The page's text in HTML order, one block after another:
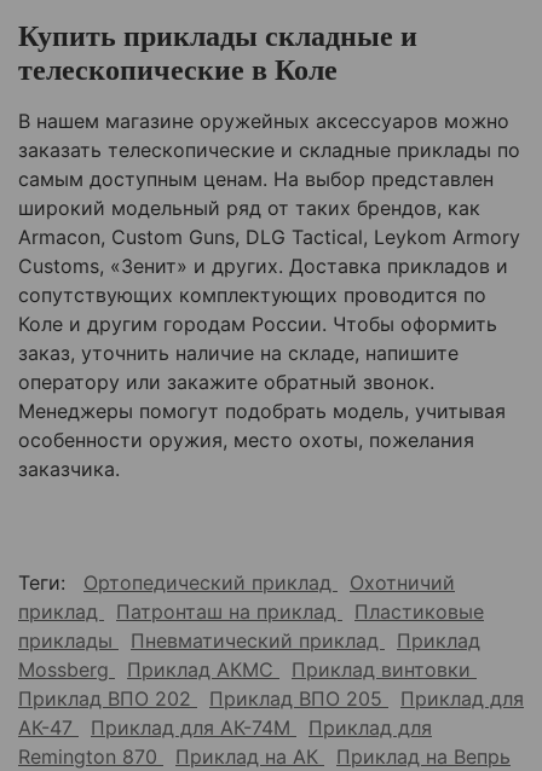
Купить приклады складные и
телескопические в Коле
В нашем магазине оружейных аксессуаров можно
заказать телескопические и складные приклады по
самым доступным ценам. На выбор представлен
широкий модельный ряд от таких брендов, как
Armacon, Custom Guns, DLG Tactical, Leykom Armory
Customs, «Зенит» и других. Доставка прикладов и
сопутствующих комплектующих проводится по
Коле и другим городам России. Чтобы оформить
заказ, уточнить наличие на складе, напишите
оператору или закажите обратный звонок.
Менеджеры помогут подобрать модель, учитывая
особенности оружия, место охоты, пожелания
заказчика.
Теги: Ортопедический приклад
Охотничий
приклад
Патронташ на приклад
Пластиковые
приклады
Пневматический приклад
Приклад
Mossberg
Приклад АКМС
Приклад винтовки
Приклад ВПО 202
Приклад ВПО 205
Приклад для
АК-47
Приклад для АК-74М
Приклад для
Remington 870
Приклад на АК
Приклад на Вепрь